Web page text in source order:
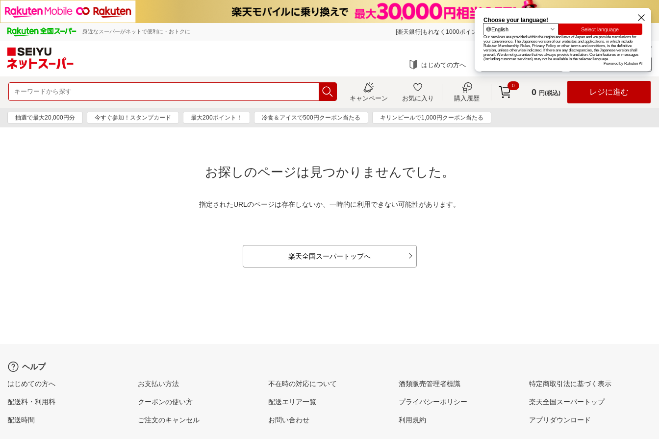
身近なスーパーがネットで便利に・おトクに [楽天銀行]もれなく1000ポイント 楽天グループ カード
お知らせ ヘルプ
はじめての方へ ログイン
キャンペーン お気に入り 購入履歴
0
0 円(税込) レジに進む
抽選で最大20,000円分 今すぐ参加！スタンプカード 最大200ポイント！ 冷食＆アイスで500円クーポン当たる キリンビールで1,000円クーポン当たる
お探しのページは見つかりませんでした。
指定されたURLのページは存在しないか、一時的に利用できない可能性があります。
楽天全国スーパートップへ
ヘルプ
はじめての方へ
配送料・利用料
配送時間
お支払い方法
クーポンの使い方
ご注文のキャンセル
不在時の対応について
配送エリア一覧
お問い合わせ
酒類販売管理者標識
プライバシーポリシー
利用規約
特定商取引法に基づく表示
楽天全国スーパートップ
アプリダウンロード